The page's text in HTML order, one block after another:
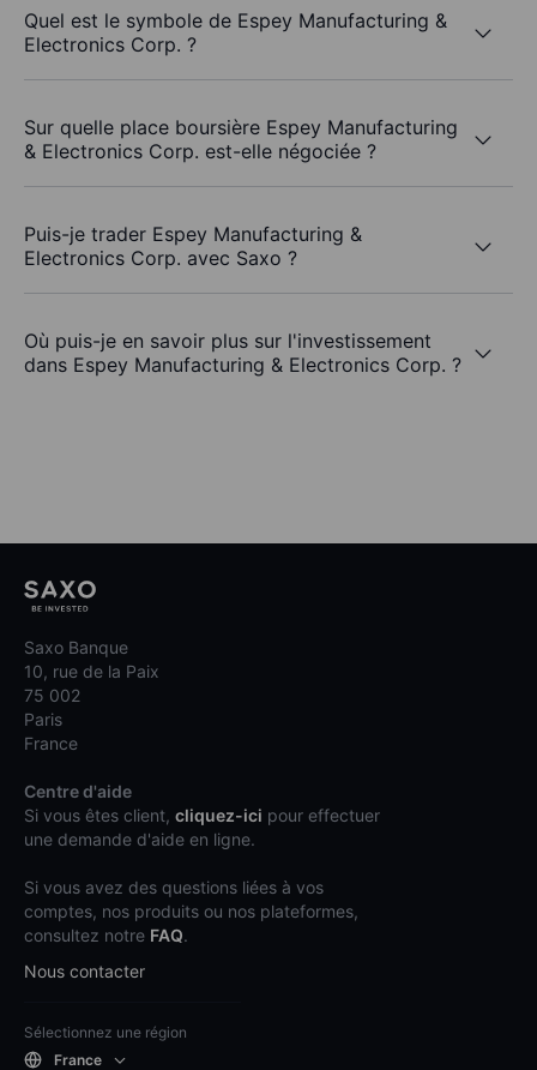
Quel est le symbole de Espey Manufacturing &
Electronics Corp. ?
Sur quelle place boursière Espey Manufacturing
& Electronics Corp. est-elle négociée ?
Puis-je trader Espey Manufacturing &
Electronics Corp. avec Saxo ?
Où puis-je en savoir plus sur l'investissement
dans Espey Manufacturing & Electronics Corp. ?
Saxo Banque
10, rue de la Paix
75 002
Paris
France
Centre d'aide
Si vous êtes client, cliquez-ici pour effectuer
une demande d'aide en ligne.
Si vous avez des questions liées à vos
comptes, nos produits ou nos plateformes,
consultez notre FAQ.
Nous contacter
Sélectionnez une région
France